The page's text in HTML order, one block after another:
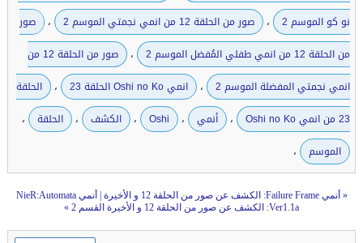
نو كو الموسم 2
، صور من الحلقة 12 من انمي نجمتي الموسم 2 ،
صور
من الحلقة 12 من انمي طفلي المُفضل الموسم 2
،
صور من الحلقة 12 من
انمي نجمتي المفضلة الموسم 2
، انمي Oshi no Ko الحلقة 23 ،
الحلقة
23 من انمي Oshi no Ko
، أنمي ، Oshi ، الكشف ، الحلقة ،
الموسم ،
« أنمي Failure Frame: الكشف عن صور من الحلقة 12 و الأخيرة
أنمي NieR:Automata
Ver1.1a: الكشف عن صور من الحلقة 12 و الأخيرة القسم 2
»